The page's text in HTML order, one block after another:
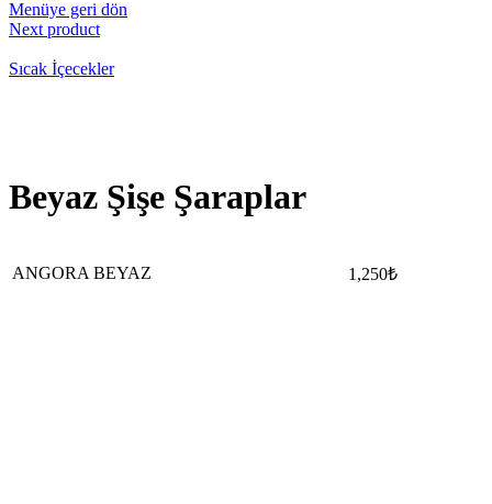
Menüye geri dön
Next product
Sıcak İçecekler
Beyaz Şişe Şaraplar
ANGORA BEYAZ 1,250₺